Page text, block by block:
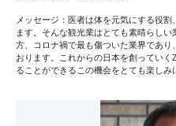
メッセージ：医者は体を元気にする役
ます。そんな観光業はとても素晴らし
方、コロナ禍で最も傷ついた業界であ
おります。これからの日本を創ってい
ることができるこの機会をとても楽しみ